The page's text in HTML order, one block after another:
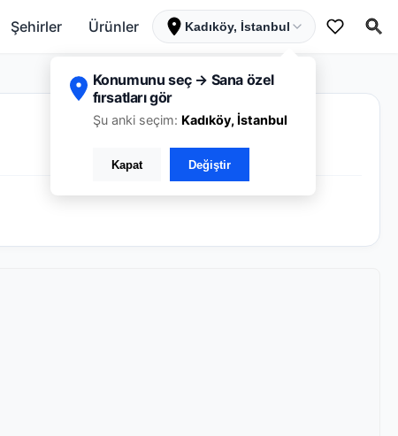
Şehirler Ürünler Kadıköy, İstanbul
Konumunu seç → Sana özel
fırsatları gör
Şu anki seçim: Kadıköy, İstanbul
Kapat Değiştir